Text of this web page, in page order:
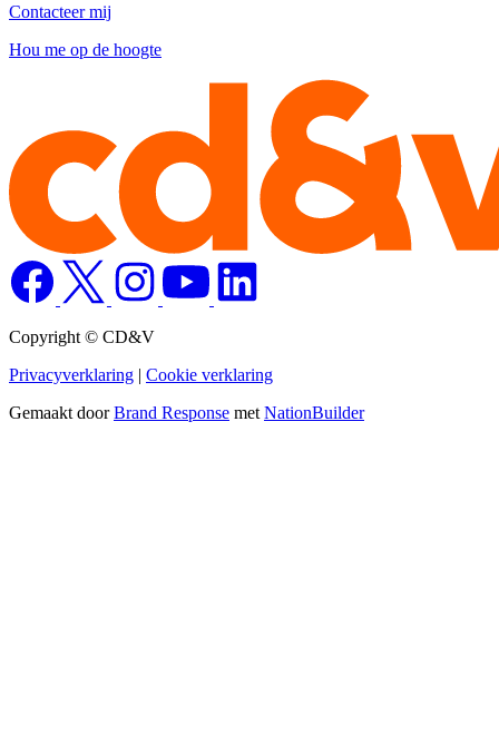
Contacteer mij
Hou me op de hoogte
Copyright © CD&V
Privacyverklaring | Cookie verklaring
Gemaakt doorBrand Response met NationBuilder